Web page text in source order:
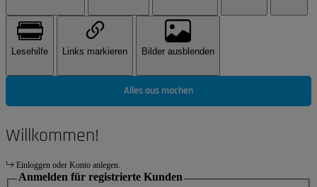
Lesehilfe Links markieren Bilder ausblenden
Alles aus machen
Willkommen!
Einloggen oder Konto anlegen.
Anmelden für registrierte Kunden